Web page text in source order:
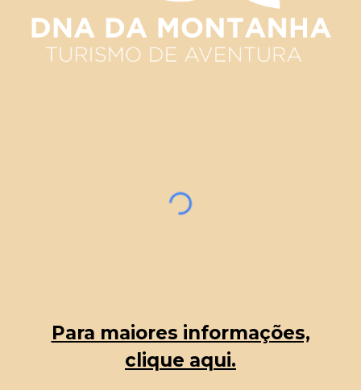
Para maiores informações,
clique aqui.